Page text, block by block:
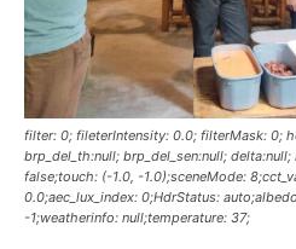
filter: 0; fileterIntensity: 0.0; filterMask: 0;
brp_del_th:null; brp_del_sen:null;
false;touch: (-1.0, -1.0);sceneMode:
0.0;aec_lux_index: 0;HdrStatus:
-1;weatherinfo: null;temperature: 37;